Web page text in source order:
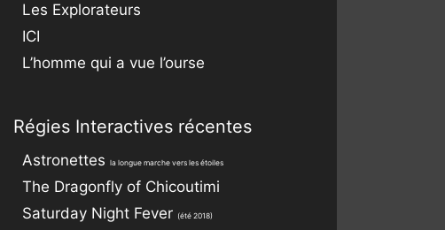
Les Explorateurs
ICI
L’homme qui a vue l’ourse
Régies Interactives récentes
Astronettes la longue marche vers les étoiles
The Dragonfly of Chicoutimi
Saturday Night Fever (été 2018)